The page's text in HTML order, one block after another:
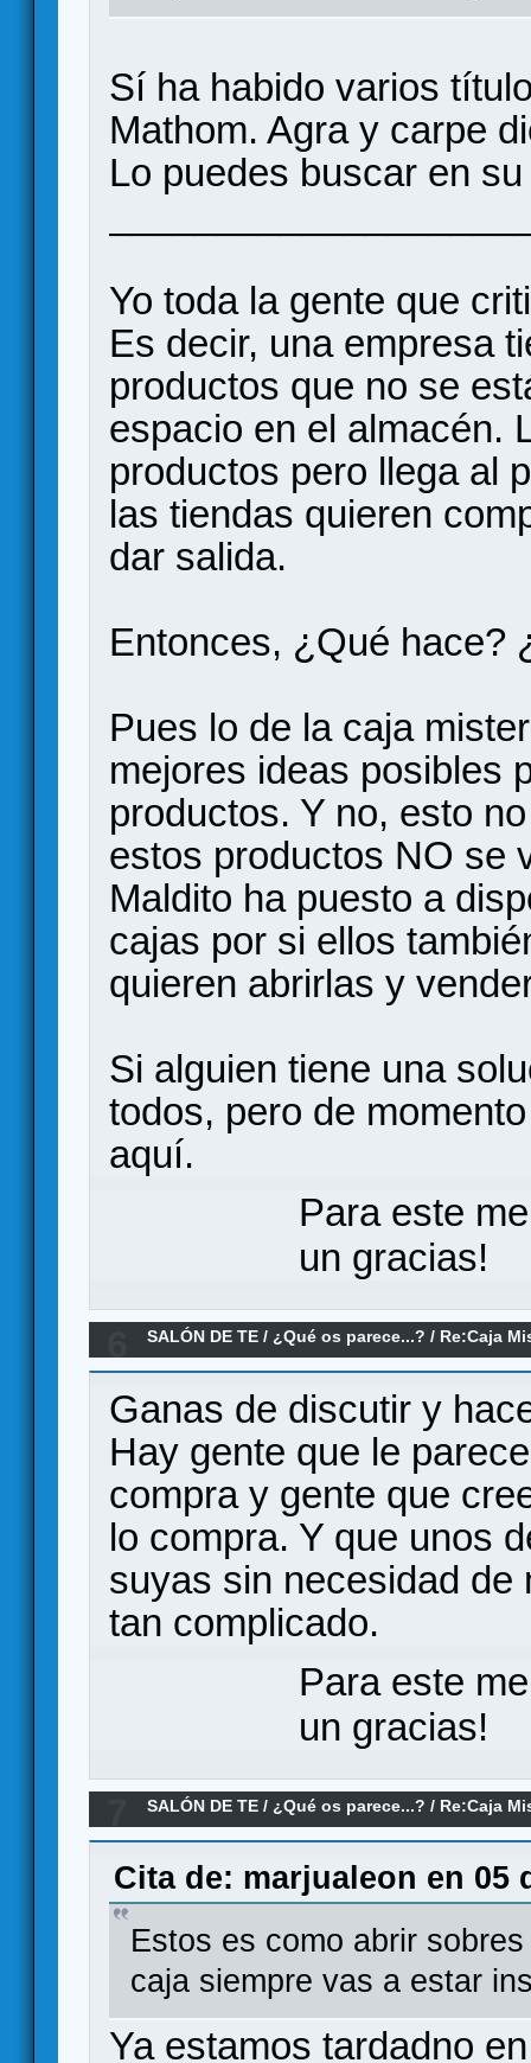
Sí ha habido varios
Mathom. Agra y carpe
Lo puedes buscar en
Yo toda la gente que
Es decir, una empresa
productos que no se
espacio en el almacén.
productos pero llega al
las tiendas quieren
dar salida.
Entonces, ¿Qué hace?
Pues lo de la caja
mejores ideas posibles
productos. Y no, esto
estos productos NO se
Maldito ha puesto a
cajas por si ellos
quieren abrirlas y
Si alguien tiene una
todos, pero de
aquí.
Para este
un gracias!
SALÓN DE TE /¿Qué os parece...? / Re:Caja
Ganas de discutir y
Hay gente que le
compra y gente que
lo compra. Y que unos
suyas sin necesidad de
tan complicado.
Para este
un gracias!
SALÓN DE TE / ¿Qué os parece...? / Re:Caja
Cita de: marjualeon en 05
Estos es como abrir
caja siempre vas a estar
Ya estamos tardadno